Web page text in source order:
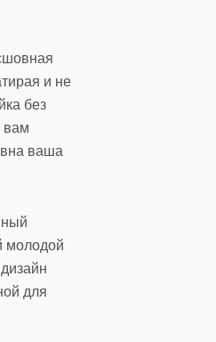
и не
без
вам
ваша
молодой
для